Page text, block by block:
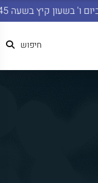
ו' בשעון קיץ בשעה 14:45
חיפוש